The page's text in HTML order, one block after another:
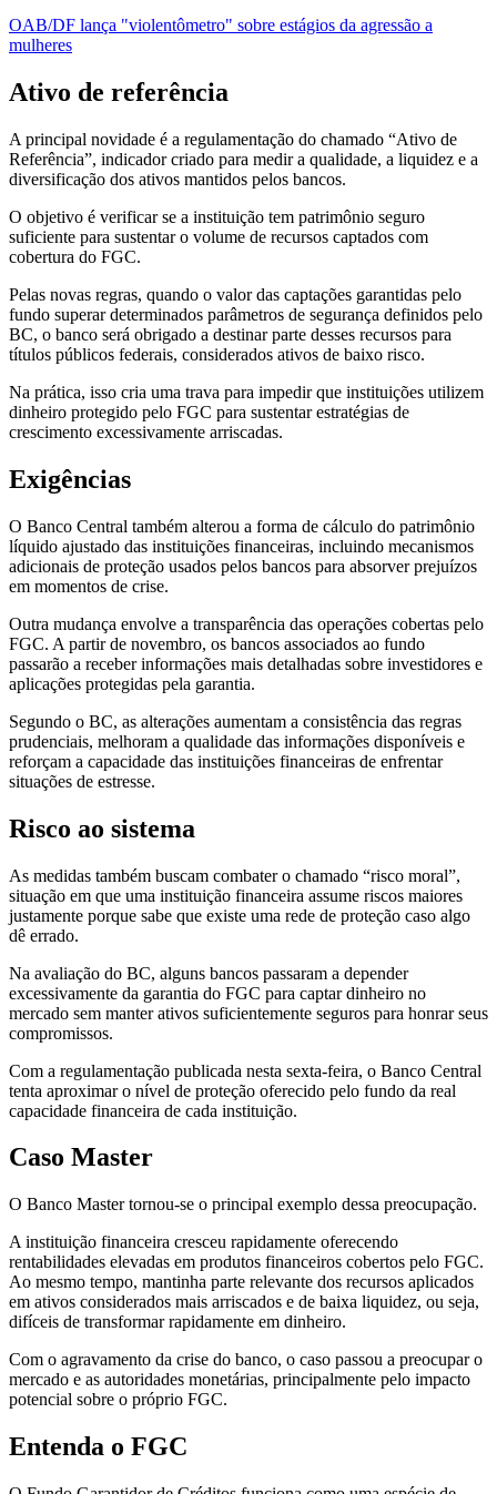
OAB/DF lança "violentômetro" sobre estágios da agressão a
mulheres
Ativo de referência
A principal novidade é a regulamentação do chamado “Ativo de
Referência”, indicador criado para medir a qualidade, a liquidez e a
diversificação dos ativos mantidos pelos bancos.
O objetivo é verificar se a instituição tem patrimônio seguro
suficiente para sustentar o volume de recursos captados com
cobertura do FGC.
Pelas novas regras, quando o valor das captações garantidas pelo
fundo superar determinados parâmetros de segurança definidos pelo
BC, o banco será obrigado a destinar parte desses recursos para
títulos públicos federais, considerados ativos de baixo risco.
Na prática, isso cria uma trava para impedir que instituições utilizem
dinheiro protegido pelo FGC para sustentar estratégias de
crescimento excessivamente arriscadas.
Exigências
O Banco Central também alterou a forma de cálculo do patrimônio
líquido ajustado das instituições financeiras, incluindo mecanismos
adicionais de proteção usados pelos bancos para absorver prejuízos
em momentos de crise.
Outra mudança envolve a transparência das operações cobertas pelo
FGC. A partir de novembro, os bancos associados ao fundo
passarão a receber informações mais detalhadas sobre investidores e
aplicações protegidas pela garantia.
Segundo o BC, as alterações aumentam a consistência das regras
prudenciais, melhoram a qualidade das informações disponíveis e
reforçam a capacidade das instituições financeiras de enfrentar
situações de estresse.
Risco ao sistema
As medidas também buscam combater o chamado “risco moral”,
situação em que uma instituição financeira assume riscos maiores
justamente porque sabe que existe uma rede de proteção caso algo
dê errado.
Na avaliação do BC, alguns bancos passaram a depender
excessivamente da garantia do FGC para captar dinheiro no
mercado sem manter ativos suficientemente seguros para honrar seus
compromissos.
Com a regulamentação publicada nesta sexta-feira, o Banco Central
tenta aproximar o nível de proteção oferecido pelo fundo da real
capacidade financeira de cada instituição.
Caso Master
O Banco Master tornou-se o principal exemplo dessa preocupação.
A instituição financeira cresceu rapidamente oferecendo
rentabilidades elevadas em produtos financeiros cobertos pelo FGC.
Ao mesmo tempo, mantinha parte relevante dos recursos aplicados
em ativos considerados mais arriscados e de baixa liquidez, ou seja,
difíceis de transformar rapidamente em dinheiro.
Com o agravamento da crise do banco, o caso passou a preocupar o
mercado e as autoridades monetárias, principalmente pelo impacto
potencial sobre o próprio FGC.
Entenda o FGC